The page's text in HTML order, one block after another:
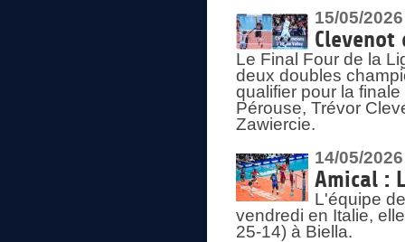
15/05/2026
Le Final Four de la
deux doubles
qualifier pour la
Pérouse, Trévor
Zawiercie.
14/05/2026
Amical :
L'équipe
vendredi en Italie,
25-14) à Biella.